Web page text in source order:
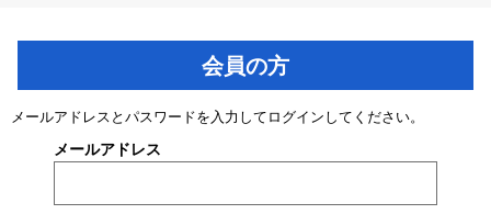
会員の方
メールアドレスとパスワードを入力してログインしてください。
メールアドレス